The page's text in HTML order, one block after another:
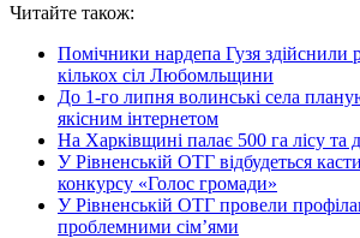
Читайте також:
Помічники нардепа Гузя здійснили
кількох сіл Любомльщини
До 1-го липня волинські села
якісним інтернетом
На Харківщині палає 500 га лісу та
У Рівненській ОТГ відбудеться
конкурсу «Голос громади»
У Рівненській ОТГ провели
проблемними сім’ями